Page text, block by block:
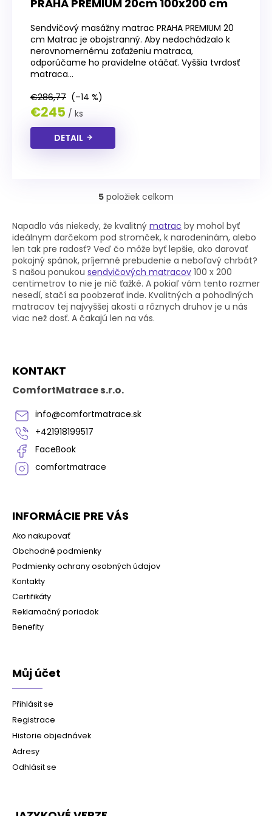
PRAHA PREMIUM 20cm 100x200 cm
Sendvičový masážny matrac PRAHA PREMIUM 20
cm Matrac je obojstranný. Aby nedochádzalo k
nerovnomernému zaťaženiu matraca,
odporúčame ho pravidelne otáčať. Vyššia tvrdosť
matraca...
€286,77 (–14 %)
€245 / ks
DETAIL
O
l
á
d
a
c
i
e
p
r
s
u
5 položiek celkom
Napadlo vás niekedy, že kvalitný matrac by mohol byť
ideálnym darčekom pod stromček, k narodeninám, alebo
len tak pre radosť? Veď čo môže byť lepšie, ako darovať
pokojný spánok, príjemné prebudenie a neboľavý chrbát?
S našou ponukou sendvičových matracov 100 x 200
centimetrov to nie je nič ťažké. A pokiaľ vám tento rozmer
nesedí, stačí sa poobzerať inde. Kvalitných a pohodlných
matracov tej najvyššej akosti a rôznych druhov je u nás
viac než dosť. A čakajú len na vás.
KONTAKT
ComfortMatrace s.r.o.
info@comfortmatrace.sk
+421918199517
FaceBook
comfortmatrace
INFORMÁCIE PRE VÁS
Ako nakupovať
Obchodné podmienky
Podmienky ochrany osobných údajov
Kontakty
Certifikáty
Reklamačný poriadok
Benefity
Můj účet
Přihlásit se
Registrace
Historie objednávek
Adresy
Odhlásit se